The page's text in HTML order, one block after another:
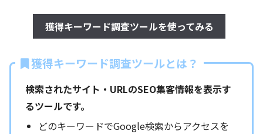
獲得キーワード調査ツールを使ってみる
獲得キーワード調査ツールとは？
検索されたサイト・URLのSEO集客情報を表示す
るツールです。
どのキーワードでGoogle検索からアクセスを